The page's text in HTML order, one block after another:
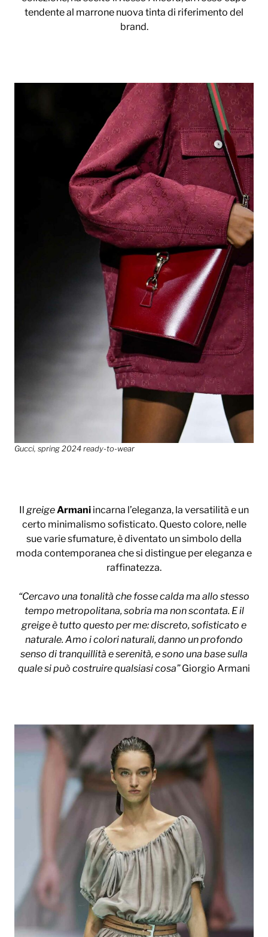
tendente al marrone nuova tinta di riferimento del
brand.
Gucci, spring 2024 ready-to-wear
Il greigeArmani incarna l’eleganza, la versatilità e un
certo minimalismo sofisticato. Questo colore, nelle
sue varie sfumature, è diventato un simbolo della
moda contemporanea che si distingue per eleganza e
raffinatezza.
“Cercavo una tonalità che fosse calda ma allo stesso
tempo metropolitana, sobria ma non scontata. E il
greige è tutto questo per me: discreto, sofisticato e
naturale. Amo i colori naturali, danno un profondo
senso di tranquillità e serenità, e sono una base sulla
quale si può costruire qualsiasi cosa”Giorgio Armani